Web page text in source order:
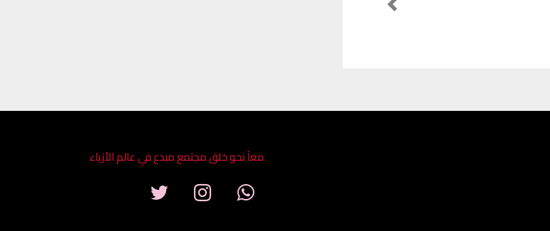
Previous
معاً نحو خلق مجتمع مبدع في عالم الأزياء